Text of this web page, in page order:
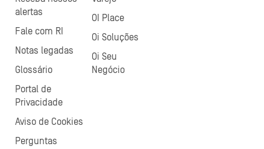
alertas
Fale com RI
Notas legadas
Glossário
Portal de
Privacidade
Aviso de Cookies
Perguntas
OI Place
Oi Soluções
Oi Seu
Negócio